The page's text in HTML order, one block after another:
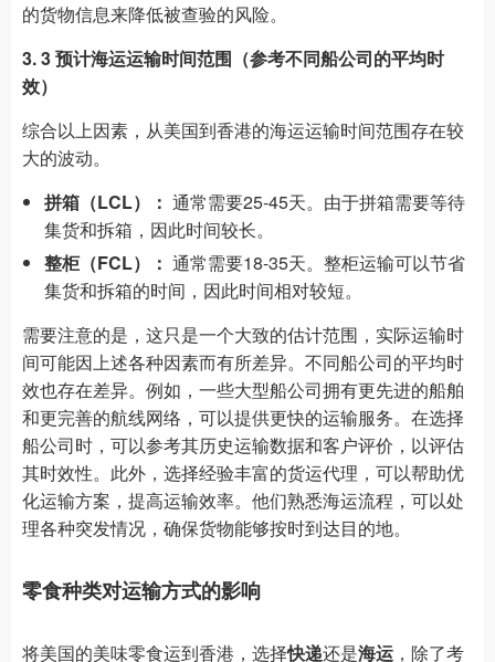
的货物信息来降低被查验的风险。
3. 3 预计海运运输时间范围（参考不同船公司的平均时
效）
综合以上因素，从美国到香港的海运运输时间范围存在较
大的波动。
拼箱（LCL）： 通常需要25-45天。由于拼箱需要等待
集货和拆箱，因此时间较长。
整柜（FCL）： 通常需要18-35天。整柜运输可以节省
集货和拆箱的时间，因此时间相对较短。
需要注意的是，这只是一个大致的估计范围，实际运输时
间可能因上述各种因素而有所差异。不同船公司的平均时
效也存在差异。例如，一些大型船公司拥有更先进的船舶
和更完善的航线网络，可以提供更快的运输服务。在选择
船公司时，可以参考其历史运输数据和客户评价，以评估
其时效性。此外，选择经验丰富的货运代理，可以帮助优
化运输方案，提高运输效率。他们熟悉海运流程，可以处
理各种突发情况，确保货物能够按时到达目的地。
零食种类对运输方式的影响
将美国的美味零食运到香港，选择快递还是海运 ，除了考